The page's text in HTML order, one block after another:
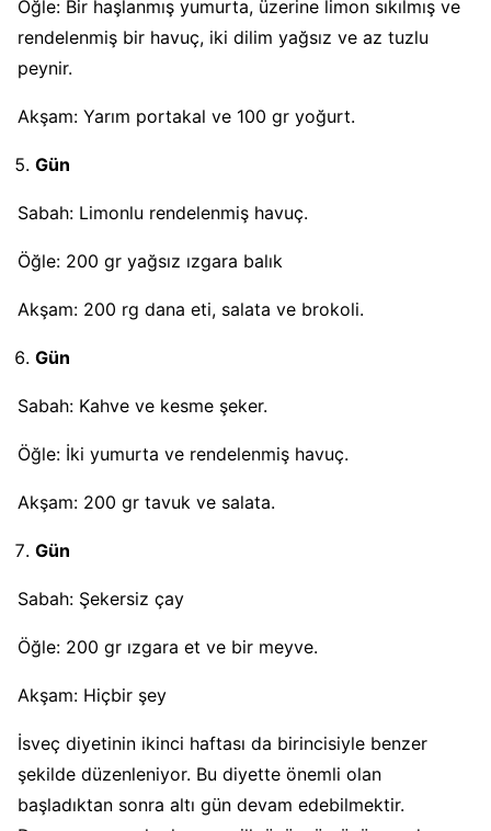
Öğle: Bir haşlanmış yumurta, üzerine limon sıkılmış ve
rendelenmiş bir havuç, iki dilim yağsız ve az tuzlu
peynir.
Akşam: Yarım portakal ve 100 gr yoğurt.
Gün
Sabah: Limonlu rendelenmiş havuç.
Öğle: 200 gr yağsız ızgara balık
Akşam: 200 rg dana eti, salata ve brokoli.
Gün
Sabah: Kahve ve kesme şeker.
Öğle: İki yumurta ve rendelenmiş havuç.
Akşam: 200 gr tavuk ve salata.
Gün
Sabah: Şekersiz çay
Öğle: 200 gr ızgara et ve bir meyve.
Akşam: Hiçbir şey
İsveç diyetinin ikinci haftası da birincisiyle benzer
şekilde düzenleniyor. Bu diyette önemli olan
başladıktan sonra altı gün devam edebilmektir.